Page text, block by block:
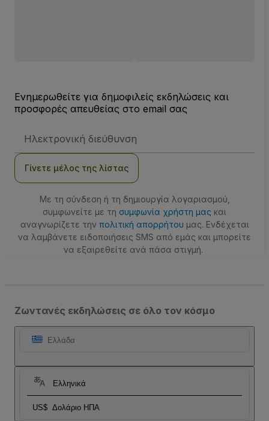
Ενημερωθείτε για δημοφιλείς εκδηλώσεις και
προσφορές απευθείας στο email σας
Email
Γίνετε μέλος της λίστας
Με τη σύνδεση ή τη δημιουργία λογαριασμού,
συμφωνείτε με τη συμφωνία χρήστη μας και
αναγνωρίζετε την πολιτική απορρήτου μας. Ενδέχεται
να λαμβάνετε ειδοποιήσεις SMS από εμάς και μπορείτε
να εξαιρεθείτε ανά πάσα στιγμή.
Ζωντανές εκδηλώσεις σε όλο τον κόσμο
Ελλάδα
Ελληνικά
US$ Δολάριο ΗΠΑ